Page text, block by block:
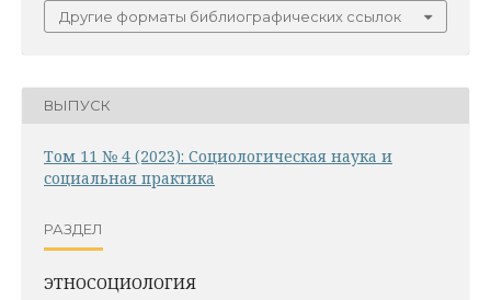
Другие форматы библиографических ссылок
ВЫПУСК
Том 11 № 4 (2023): Социологическая наука и
социальная практика
РАЗДЕЛ
ЭТНОСОЦИОЛОГИЯ